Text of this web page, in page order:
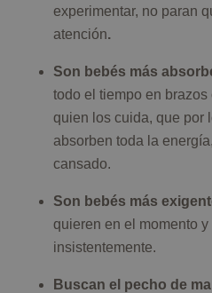
experimentar, no paran
atención.
Son bebés más
todo el tiempo en
quien los cuida, que por
absorben toda la
cansado.
Son bebés más
quieren en el momento
insistentemente.
Buscan el pecho de